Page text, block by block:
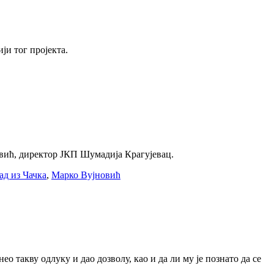
тог пројекта.
директор ЈКП Шумадија Крагујевац.
из Чачка, Марко Вујновић
такву одлуку и дао дозволу, као и да ли му је познато да се